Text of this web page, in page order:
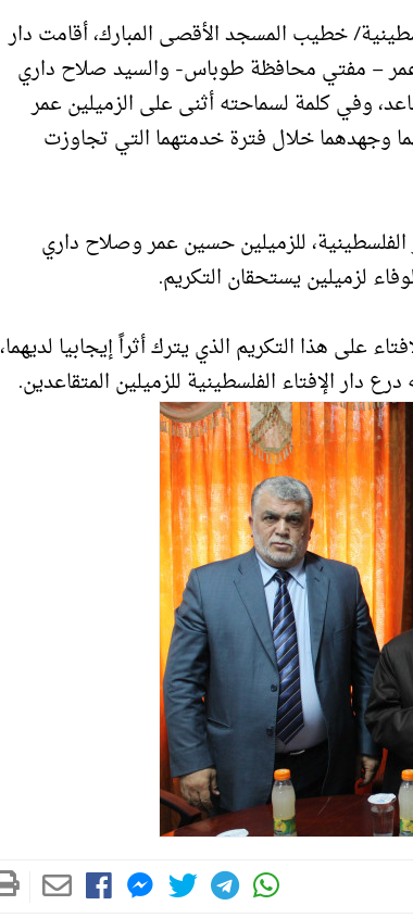
خطيب المسجد الأقصى المبارك، أقامت دار
عمر – مفتي محافظة طوباس- والسيد صلاح داري
وفي كلمة لسماحته أثنى على الزميلين عمر
وجهدهما خلال فترة خدمتهما التي تجاوزت
الفلسطينية، للزميلين حسين عمر وصلاح داري
لزميلين يستحقان التكريم.
على هذا التكريم الذي يترك أثراً إيجابيا لديهما،
دار الإفتاء الفلسطينية للزميلين المتقاعدين.